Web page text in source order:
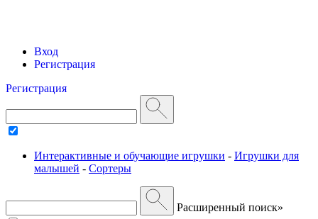
Вход
Регистрация
Регистрация
Интерактивные и обучающие игрушки - Игрушки для
малышей - Сортеры
Расширенный поиск»